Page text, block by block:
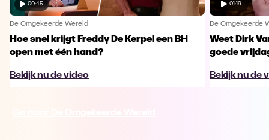
00:45
De Omgekeerde Wereld
Hoe snel krijgt Freddy De Kerpel een BH
open met één hand?
Bekijk nu de video
01:19
De Omgekeerde
Weet Dirk
goede
Bekijk nu de